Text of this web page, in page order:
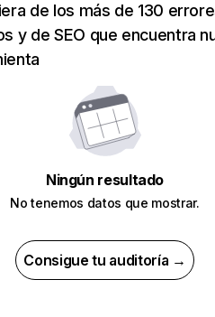
de los más de 130
y de SEO que encuentra
Ningún resultado
No tenemos datos que mostrar.
Consigue tu auditoría →